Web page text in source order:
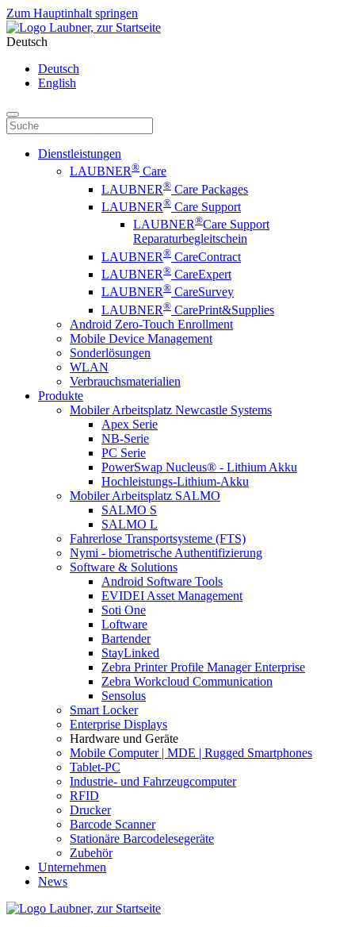
Zum Hauptinhalt springen
Deutsch
Deutsch
English
Dienstleistungen
LAUBNER® Care
LAUBNER® Care Packages
LAUBNER® Care Support
LAUBNER®Care Support
Reparaturbegleitschein
LAUBNER® CareContract
LAUBNER® CareExpert
LAUBNER® CareSurvey
LAUBNER® CarePrint&Supplies
Android Zero-Touch Enrollment
Mobile Device Management
Sonderlösungen
WLAN
Verbrauchsmaterialien
Produkte
Mobiler Arbeitsplatz Newcastle Systems
Apex Serie
NB-Serie
PC Serie
PowerSwap Nucleus® - Lithium Akku
Hochleistungs-Lithium-Akku
Mobiler Arbeitsplatz SALMO
SALMO S
SALMO L
Fahrerlose Transportsysteme (FTS)
Nymi - biometrische Authentifizierung
Software & Solutions
Android Software Tools
EVIDEI Asset Management
Soti One
Loftware
Bartender
StayLinked
Zebra Printer Profile Manager Enterprise
Zebra Workcloud Communication
Sensolus
Smart Locker
Enterprise Displays
Hardware und Geräte
Mobile Computer | MDE | Rugged Smartphones
Tablet-PC
Industrie- und Fahrzeugcomputer
RFID
Drucker
Barcode Scanner
Stationäre Barcodelesegeräte
Zubehör
Unternehmen
News